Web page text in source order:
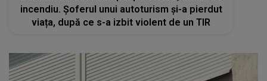
incendiu. Șoferul unui autoturism și-a pierdut
viața, după ce s-a izbit violent de un TIR